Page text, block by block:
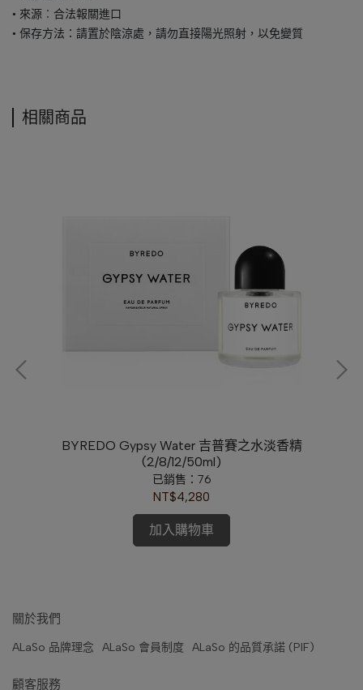
• 來源︰合法報關進口
• 保存方法：請置於陰涼處，請勿直接陽光照射，以免變質
相關商品
BYREDO Gypsy Water 吉普賽之水淡香精
(2/8/12/50ml)
已銷售：76
NT$4,280
加入購物車
關於我們
ALaSo 品牌理念 ALaSo 會員制度 ALaSo 的品質承諾 (PIF)
顧客服務